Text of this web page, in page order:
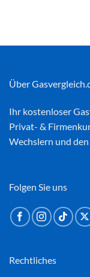
Über
Ihr kostenloser
Privat- &
Wechslern und den
Rechtliches
Folgen Sie uns